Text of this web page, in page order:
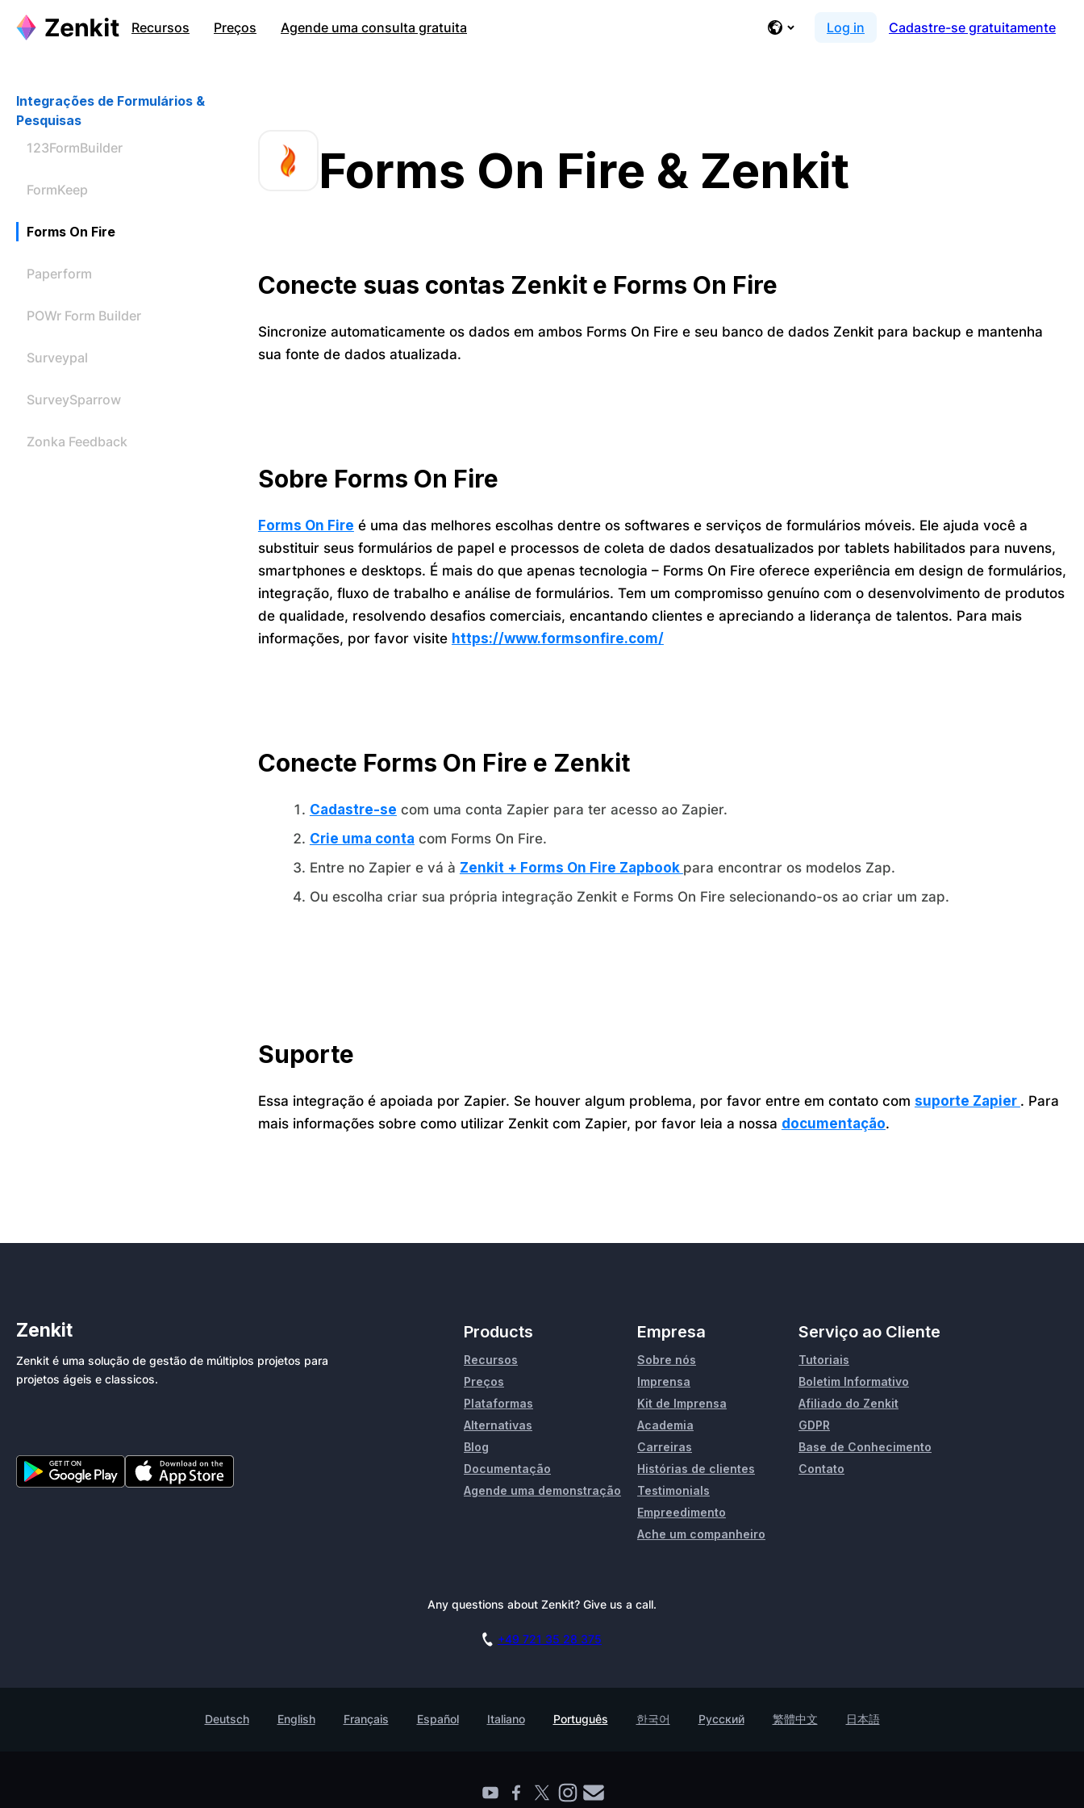
Recursos Preços Agende uma consulta gratuita Log in Cadastre-se gratuitamente
Integrações de Formulários &
Pesquisas
123FormBuilder
FormKeep
Forms On Fire
Paperform
POWr Form Builder
Surveypal
SurveySparrow
Zonka Feedback
Forms On Fire & Zenkit
Conecte suas contas Zenkit e Forms On Fire
Sincronize automaticamente os dados em ambos Forms On Fire e seu banco de dados Zenkit para backup e mantenha
sua fonte de dados atualizada.
Sobre Forms On Fire
Forms On Fire é uma das melhores escolhas dentre os softwares e serviços de formulários móveis. Ele ajuda você a
substituir seus formulários de papel e processos de coleta de dados desatualizados por tablets habilitados para nuvens,
smartphones e desktops. É mais do que apenas tecnologia – Forms On Fire oferece experiência em design de formulários,
integração, fluxo de trabalho e análise de formulários. Tem um compromisso genuíno com o desenvolvimento de produtos
de qualidade, resolvendo desafios comerciais, encantando clientes e apreciando a liderança de talentos. Para mais
informações, por favor visite https://www.formsonfire.com/
Conecte Forms On Fire e Zenkit
Cadastre-se com uma conta Zapier para ter acesso ao Zapier.
Crie uma conta com Forms On Fire.
Entre no Zapier e vá à Zenkit + Forms On Fire Zapbook para encontrar os modelos Zap.
Ou escolha criar sua própria integração Zenkit e Forms On Fire selecionando-os ao criar um zap.
Suporte
Essa integração é apoiada por Zapier. Se houver algum problema, por favor entre em contato com suporte Zapier . Para
mais informações sobre como utilizar Zenkit com Zapier, por favor leia a nossa documentação.
Zenkit
Zenkit é uma solução de gestão de múltiplos projetos para
projetos ágeis e classicos.
Products
Recursos
Preços
Plataformas
Alternativas
Blog
Documentação
Agende uma demonstração
Empresa
Sobre nós
Imprensa
Kit de Imprensa
Academia
Carreiras
Histórias de clientes
Testimonials
Empreedimento
Ache um companheiro
Serviço ao Cliente
Tutoriais
Boletim Informativo
Afiliado do Zenkit
GDPR
Base de Conhecimento
Contato
Any questions about Zenkit? Give us a call.
+49 721 35 28 375
Deutsch English Français Español Italiano Português 한국어 Русский 繁體中文 日本語